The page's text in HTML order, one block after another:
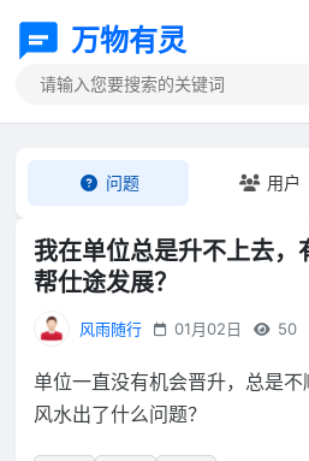
万物有灵
问题 用户
我在单位总是升不上去，
帮仕途发展？
风雨随行 01月02日 50
单位一直没有机会晋升，总是
风水出了什么问题？